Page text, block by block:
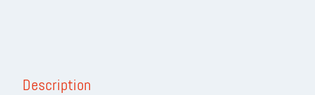
Description